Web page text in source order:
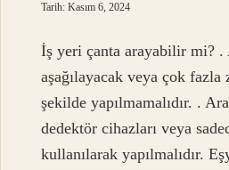
Tarih: Kasım 6, 2024
İş yeri çanta arayabilir mi?
aşağılayacak veya çok fazla
şekilde yapılmamalıdır. .
dedektör cihazları veya
kullanılarak yapılmalıdır.